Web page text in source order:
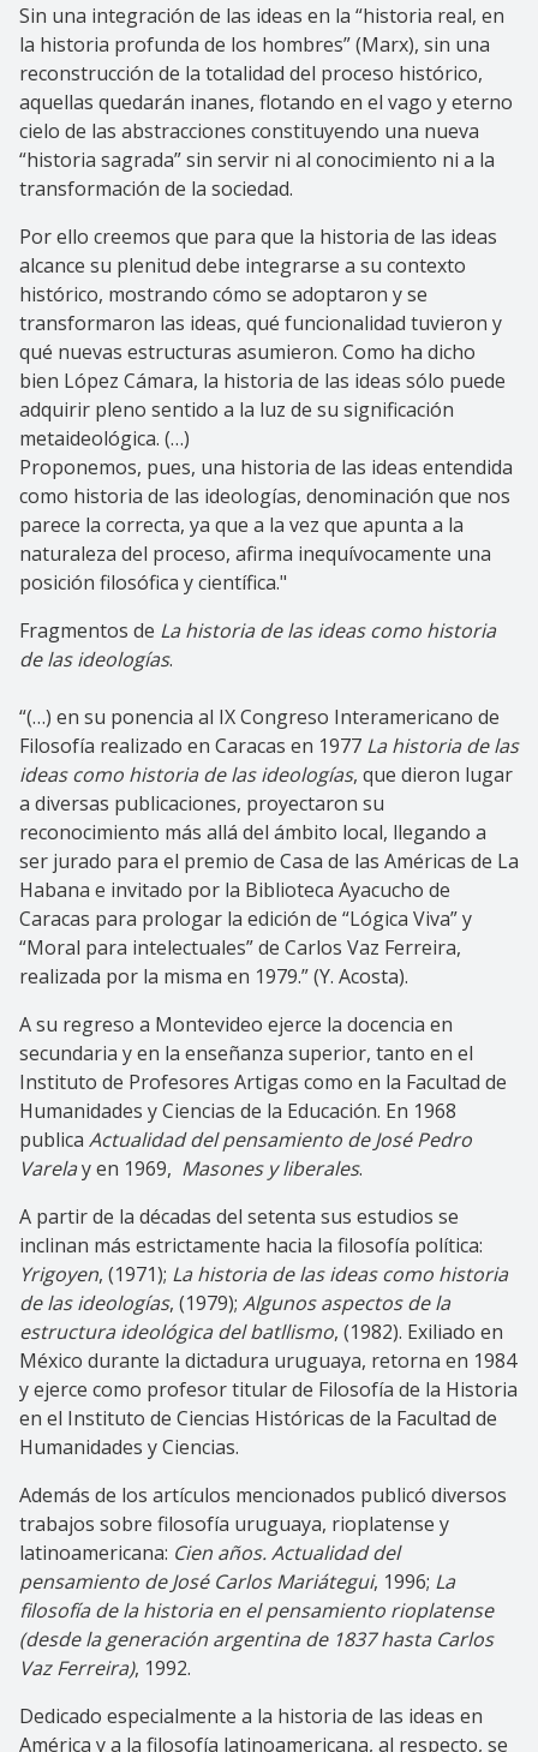
Sin una integración de las ideas en la “historia real, en
la historia profunda de los hombres” (Marx), sin una
reconstrucción de la totalidad del proceso histórico,
aquellas quedarán inanes, flotando en el vago y eterno
cielo de las abstracciones constituyendo una nueva
“historia sagrada” sin servir ni al conocimiento ni a la
transformación de la sociedad.
Por ello creemos que para que la historia de las ideas
alcance su plenitud debe integrarse a su contexto
histórico, mostrando cómo se adoptaron y se
transformaron las ideas, qué funcionalidad tuvieron y
qué nuevas estructuras asumieron. Como ha dicho
bien López Cámara, la historia de las ideas sólo puede
adquirir pleno sentido a la luz de su significación
metaideológica. (…)
Proponemos, pues, una historia de las ideas entendida
como historia de las ideologías, denominación que nos
parece la correcta, ya que a la vez que apunta a la
naturaleza del proceso, afirma inequívocamente una
posición filosófica y científica."
Fragmentos de La historia de las ideas como historia
de las ideologías.
“(…) en su ponencia al IX Congreso Interamericano de
Filosofía realizado en Caracas en 1977 La historia de las
ideas como historia de las ideologías, que dieron lugar
a diversas publicaciones, proyectaron su
reconocimiento más allá del ámbito local, llegando a
ser jurado para el premio de Casa de las Américas de La
Habana e invitado por la Biblioteca Ayacucho de
Caracas para prologar la edición de “Lógica Viva” y
“Moral para intelectuales” de Carlos Vaz Ferreira,
realizada por la misma en 1979.” (Y. Acosta).
A su regreso a Montevideo ejerce la docencia en
secundaria y en la enseñanza superior, tanto en el
Instituto de Profesores Artigas como en la Facultad de
Humanidades y Ciencias de la Educación. En 1968
publica Actualidad del pensamiento de José Pedro
Varelay en 1969, Masones y liberales.
A partir de la décadas del setenta sus estudios se
inclinan más estrictamente hacia la filosofía política:
Yrigoyen, (1971); La historia de las ideas como historia
de las ideologías, (1979); Algunos aspectos de la
estructura ideológica del batllismo, (1982). Exiliado en
México durante la dictadura uruguaya, retorna en 1984
y ejerce como profesor titular de Filosofía de la Historia
en el Instituto de Ciencias Históricas de la Facultad de
Humanidades y Ciencias.
Además de los artículos mencionados publicó diversos
trabajos sobre filosofía uruguaya, rioplatense y
latinoamericana: Cien años. Actualidad del
pensamiento de José Carlos Mariátegui, 1996; La
filosofía de la historia en el pensamiento rioplatense
(desde la generación argentina de 1837 hasta Carlos
Vaz Ferreira), 1992.
Dedicado especialmente a la historia de las ideas en
América y a la filosofía latinoamericana, al respecto, se